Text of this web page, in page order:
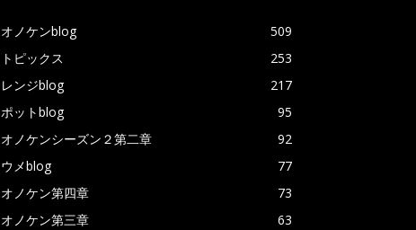
オノケンblog
509
トピックス
253
レンジblog
217
ポットblog
95
オノケンシーズン２第二章
92
ウメblog
77
オノケン第四章
73
オノケン第三章
63